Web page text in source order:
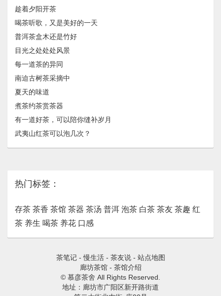
趁着夕阳开茶
喝茶听歌，又是美好的一天
普洱茶盒木还是竹好
目光之处处处风景
每一道茶的异同
南迫古树茶采摘中
夏天的味道
煮茶约茶赏茶器
有一道好茶，可以陪你缝补岁月
武夷山红茶可以泡几次？
热门标签：
存茶 茶香 茶馆 茶器 茶汤 普洱 泡茶 白茶 茶友 茶趣 红
茶 养生 喝茶 养花 口感
茶笔记-慢生活- 茶友说- 站点地图
廊坊茶馆- 茶馆介绍
© 慕彦茶舍 All Rights Reserved.
地址：廊坊市广阳区新开路街道